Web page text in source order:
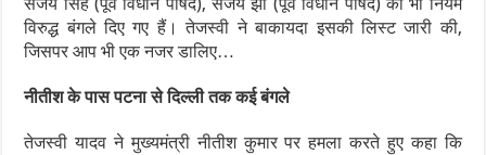
विरुद्ध बंगले दिए गए हैं। तेजस्‍वी ने बाकायदा इसकी लिस्‍ट जारी की,
जिसपर आप भी एक नजर डालिए…
नीतीश के पास पटना से दिल्‍ली तक कई बंगले
तेजस्वी यादव ने मुख्यमंत्री नीतीश कुमार पर हमला करते हुए कहा कि